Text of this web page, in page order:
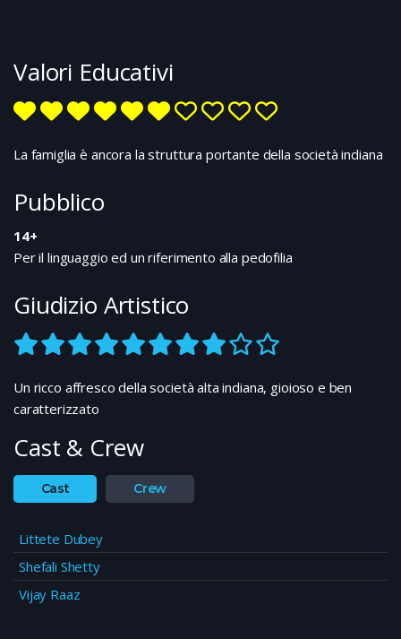
chiamato Gogol perché Ashoke stava leggendo "Il
riuscito a scampare all'incidente....
Valori Educativi
La famiglia è ancora la struttura portante della società indiana
Pubblico
14+
Per il linguaggio ed un riferimento alla pedofilia
Giudizio Artistico
Un ricco affresco della società alta indiana, gioioso e ben
caratterizzato
Cast & Crew
Cast Crew
Littete Dubey
Shefali Shetty
Vijay Raaz